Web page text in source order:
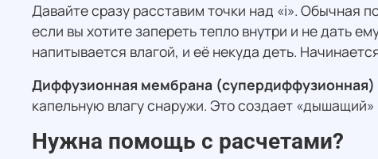
Давайте сразу расставим точки над «i». Обычная
если вы хотите запереть тепло внутри и не дать
напитывается влагой, и её некуда деть.
Диффузионная мембрана (супердиффузионная)
капельную влагу снаружи. Это создает «дышащий»
Нужна помощь с расчетами?